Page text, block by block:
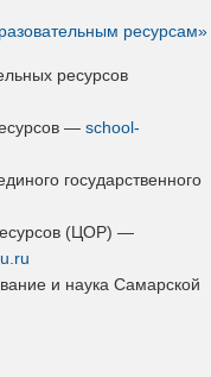
ресурсам»
ресурсов
— school-
государственного
(ЦОР) —
и наука Самарской